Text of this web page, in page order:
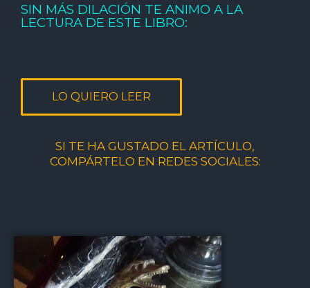
SIN MÁS DILACIÓN TE ANIMO A LA
LECTURA DE ESTE LIBRO:
LO QUIERO LEER
SI TE HA GUSTADO EL ARTÍCULO,
COMPÁRTELO EN REDES SOCIALES: